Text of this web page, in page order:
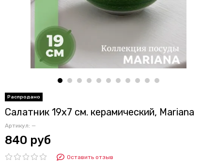
Салатник 19х7 см. керамический, Mariana
Артикул: —
840 руб
Оставить отзыв